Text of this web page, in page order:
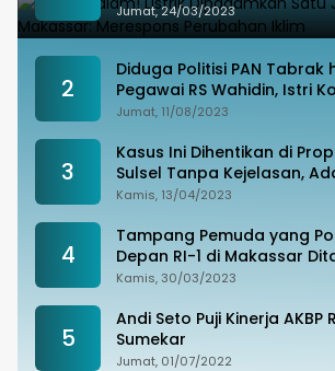
Perubahan Iklim
Jumat, 24/03/2023
2
Diduga Politisi PAN Tabrak
Pegawai RS Wahidin, Istri
Tak Terima
Jumat, 11/08/2023
3
Kasus Ini Dihentikan di
Sulsel Tanpa Kejelasan,
Kamis, 13/04/2023
4
Tampang Pemuda yang
Depan RI-1 di Makassar
Ternyata Joki Balapan Liar
Kamis, 30/03/2023
5
Andi Seto Puji Kinerja AKBP
Sumekar
Jumat, 01/07/2022